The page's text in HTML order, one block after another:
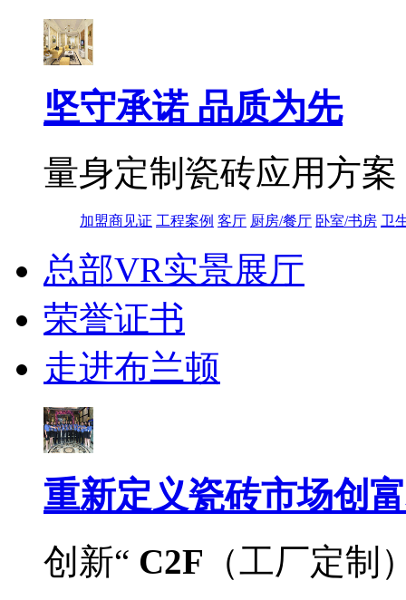
坚守承诺 品质为先
量身定制瓷砖应用方
加盟商见证 工程案例 客厅 厨房/餐厅 卧室/书房 卫
总部VR实景展厅
荣誉证书
走进布兰顿
重新定义瓷砖市场创
创新“ C2F （工厂定制